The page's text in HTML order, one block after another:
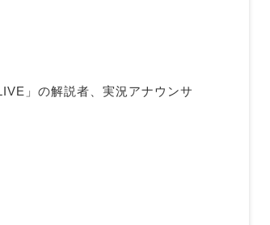
」の解説者、実況アナウンサ